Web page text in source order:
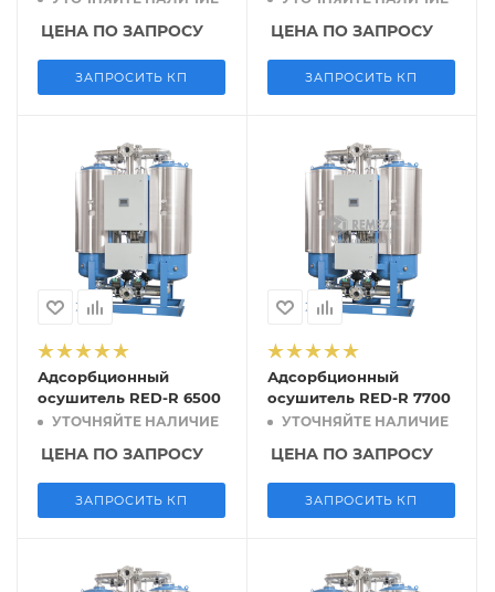
ЦЕНА ПО ЗАПРОСУ
ЗАПРОСИТЬ КП
ЦЕНА ПО ЗАПРОСУ
ЗАПРОСИТЬ КП
Адсорбционный
осушитель RED-R 6500
УТОЧНЯЙТЕ НАЛИЧИЕ
ЦЕНА ПО ЗАПРОСУ
ЗАПРОСИТЬ КП
Адсорбционный
осушитель RED-R 7700
УТОЧНЯЙТЕ НАЛИЧИЕ
ЦЕНА ПО ЗАПРОСУ
ЗАПРОСИТЬ КП